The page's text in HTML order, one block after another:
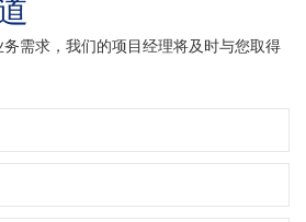
需求，我们的项目经理将及时与您取得